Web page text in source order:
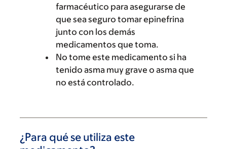
farmacéutico para asegurarse de
que sea seguro tomar epinefrina
junto con los demás
medicamentos que toma.
No tome este medicamento si ha
tenido asma muy grave o asma que
no está controlado.
¿Para qué se utiliza este